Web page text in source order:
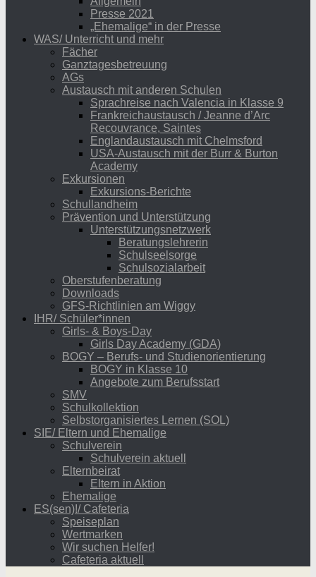
Presse 2021
„Ehemalige“ in der Presse
WAS/ Unterricht und mehr
Fächer
Ganztagesbetreuung
AGs
Austausch mit anderen Schulen
Sprachreise nach Valencia in Klasse 9
Frankreichaustausch / Jeanne d’Arc
Recouvrance, Saintes
Englandaustausch mit Chelmsford
USA-Austausch mit der Burr & Burton
Academy
Exkursionen
Exkursions-Berichte
Schullandheim
Prävention und Unterstützung
Unterstützungsnetzwerk
Beratungslehrerin
Schulseelsorge
Schulsozialarbeit
Oberstufenberatung
Downloads
GFS-Richtlinien am Wiggy
IHR/ Schüler*innen
Girls- & Boys-Day
Girls Day Academy (GDA)
BOGY – Berufs- und Studienorientierung
BOGY in Klasse 10
Angebote zum Berufsstart
SMV
Schulkollektion
Selbstorganisiertes Lernen (SOL)
SIE/ Eltern und Ehemalige
Schulverein
Schulverein aktuell
Elternbeirat
Eltern in Aktion
Ehemalige
ES(sen)!/ Cafeteria
Speiseplan
Wertmarken
Wir suchen Helfer!
Cafeteria aktuell